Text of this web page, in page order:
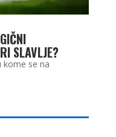
SLAVLJE?
kome se na